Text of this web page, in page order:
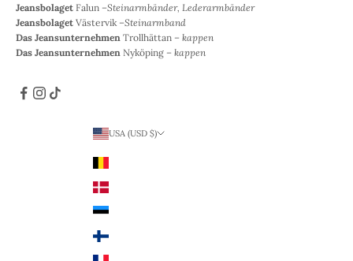
Jeansbolaget Falun –Steinarmbänder, Lederarmbänder
Jeansbolaget Västervik –Steinarmband
Das Jeansunternehmen Trollhättan – kappen
Das Jeansunternehmen Nyköping – kappen
USA (USD $)
Dänemark (DKK)
Estland (EUR €)
Finnland (EUR €)